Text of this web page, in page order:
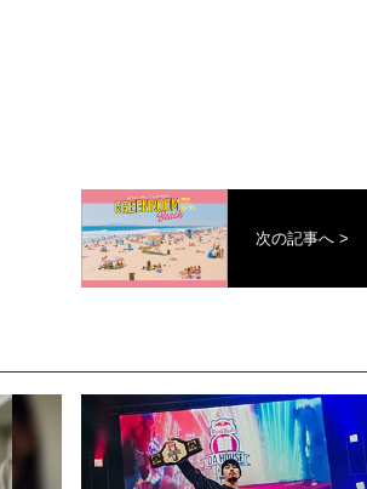
次の記事へ >